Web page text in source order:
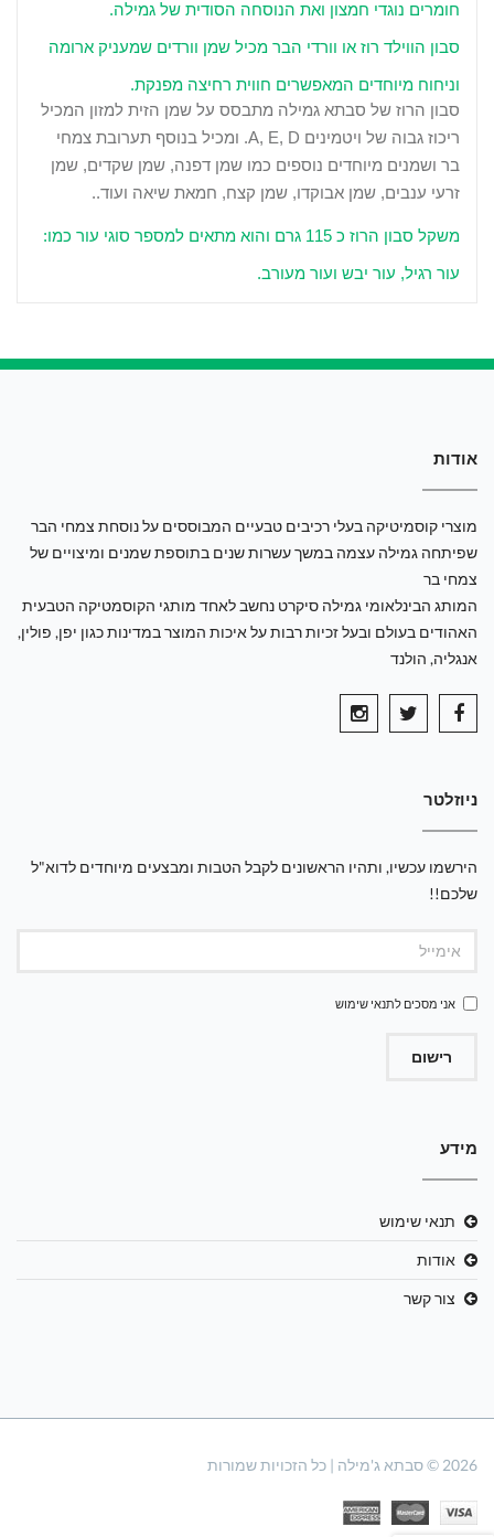
חומרים נוגדי חמצון ואת הנוסחה הסודית של גמילה.
סבון הווילד רוז או וורדי הבר מכיל שמן וורדים שמעניק ארומה
וניחוח מיוחדים המאפשרים חווית רחיצה מפנקת.
סבון הרוז של סבתא גמילה מתבסס על שמן הזית למזון המכיל
ריכוז גבוה של ויטמינים A, E, D. ומכיל בנוסף תערובת צמחי
בר ושמנים מיוחדים נוספים כמו שמן דפנה, שמן שקדים, שמן
זרעי ענבים, שמן אבוקדו, שמן קצח, חמאת שיאה ועוד..
משקל סבון הרוז כ 115 גרם והוא מתאים למספר סוגי עור כמו:
עור רגיל, עור יבש ועור מעורב.
אודות
מוצרי קוסמיטיקה בעלי רכיבים טבעיים המבוססים על נוסחת צמחי הבר
שפיתחה גמילה עצמה במשך עשרות שנים בתוספת שמנים ומיצויים של
צמחי בר
המותג הבינלאומי גמילה סיקרט נחשב לאחד מותגי הקוסמטיקה הטבעית
האהודים בעולם ובעל זכיות רבות על איכות המוצר במדינות כגון יפן, פולין,
אנגליה, הולנד
ניוזלטר
הירשמו עכשיו, ותהיו הראשונים לקבל הטבות ומבצעים מיוחדים לדוא"ל
שלכם!!
אני מסכים לתנאי שימוש
רישום
מידע
תנאי שימוש
אודות
צור קשר
2026 © סבתא ג'מילה | כל הזכויות שמורות